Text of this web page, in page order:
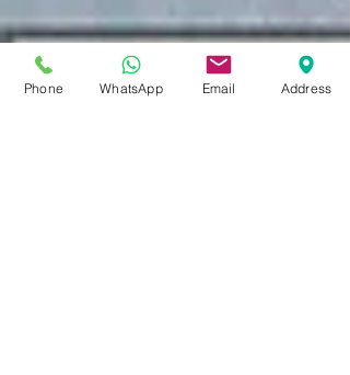
Phone WhatsApp Email Address